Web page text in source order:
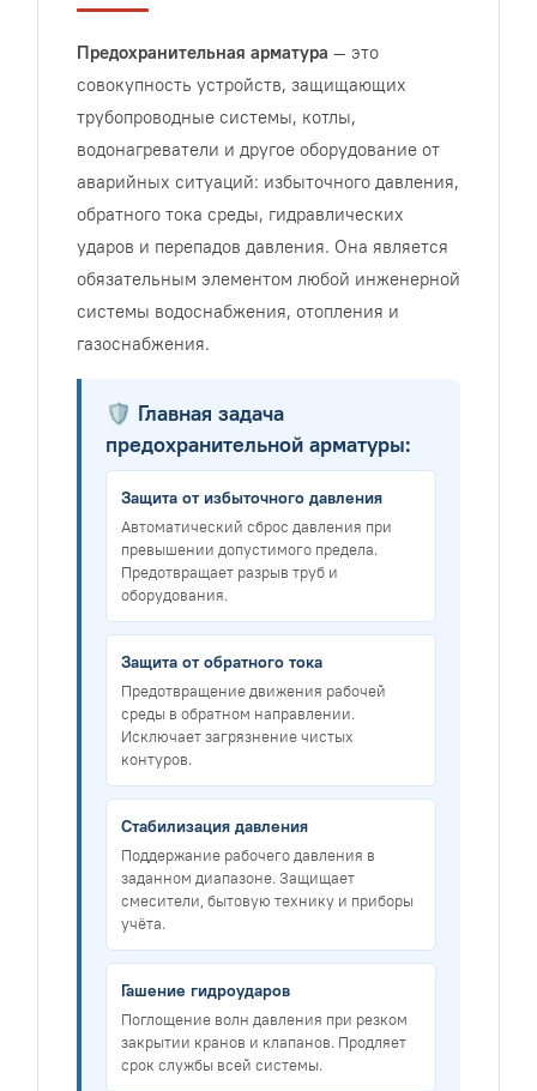
Предохранительная арматура — это
совокупность устройств, защищающих
трубопроводные системы, котлы,
водонагреватели и другое оборудование от
аварийных ситуаций: избыточного давления,
обратного тока среды, гидравлических
ударов и перепадов давления. Она является
обязательным элементом любой инженерной
системы водоснабжения, отопления и
газоснабжения.
🛡️ Главная задача
предохранительной арматуры:
Защита от избыточного давления
Автоматический сброс давления при
превышении допустимого предела.
Предотвращает разрыв труб и
оборудования.
Защита от обратного тока
Предотвращение движения рабочей
среды в обратном направлении.
Исключает загрязнение чистых
контуров.
Стабилизация давления
Поддержание рабочего давления в
заданном диапазоне. Защищает
смесители, бытовую технику и приборы
учёта.
Гашение гидроударов
Поглощение волн давления при резком
закрытии кранов и клапанов. Продляет
срок службы всей системы.